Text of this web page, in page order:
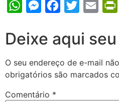
WhatsAppMessengerFacebook
Twitter Email
Deixe aqui
O seu endereço de e-mail
obrigatórios são marcados
Comentário *